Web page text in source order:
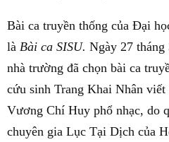
Bài ca truyền thống của Đại
là Bài ca SISU. Ngày 27 tháng
nhà trường đã chọn bài ca
cứu sinh Trang Khai Nhân
Vương Chí Huy phổ nhạc, do
chuyên gia Lục Tại Dịch của